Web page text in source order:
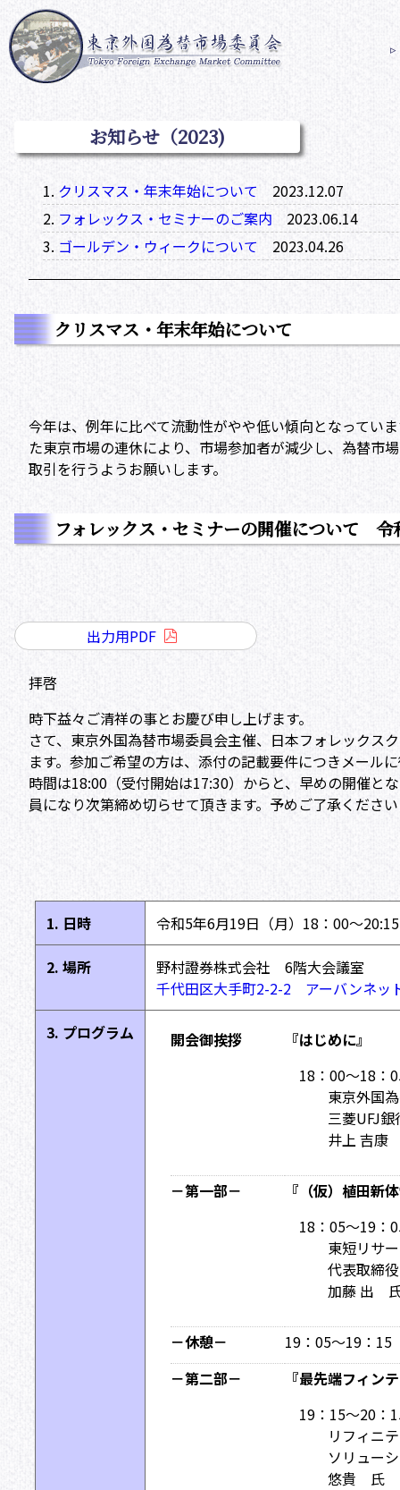
お知らせ（2023)
クリスマス・年末年始について
2023.12.07
フォレックス・セミナーのご案内
2023.06.14
ゴールデン・ウィークについて
2023.04.26
クリスマス・年末年始について
今年は、例年に比べて流動性がやや低い傾向となってい
た東京市場の連休により、市場参加者が減少し、為替市
取引を行うようお願いします。
フォレックス・セミナーの開催について 令
出力用PDF
拝啓
時下益々ご清祥の事とお慶び申し上げます。
さて、東京外国為替市場委員会主催、日本フォレックス
ます。参加ご希望の方は、添付の記載要件につきメール
時間は18:00（受付開始は17:30）からと、早めの開催と
員になり次第締め切らせて頂きます。予めご了承ください
1. 日時 令和5年6月19日（月）18：00～
2. 場所
野村證券株式会社 6階大会議室
千代田区大手町2-2-2 アーバンネッ
3. プログラム 開会御挨拶
『はじめに』
18：00〜18：
東京外国
三菱UFJ
井上 吉
－第一部－
『（仮）植田新
18：05〜19：
東短リサ
代表取締
加藤 出
－休憩－
19：05～19：15
－第二部－
『最先端フィン
19：15〜20：
リフィニ
ソリュー
悠貴 氏